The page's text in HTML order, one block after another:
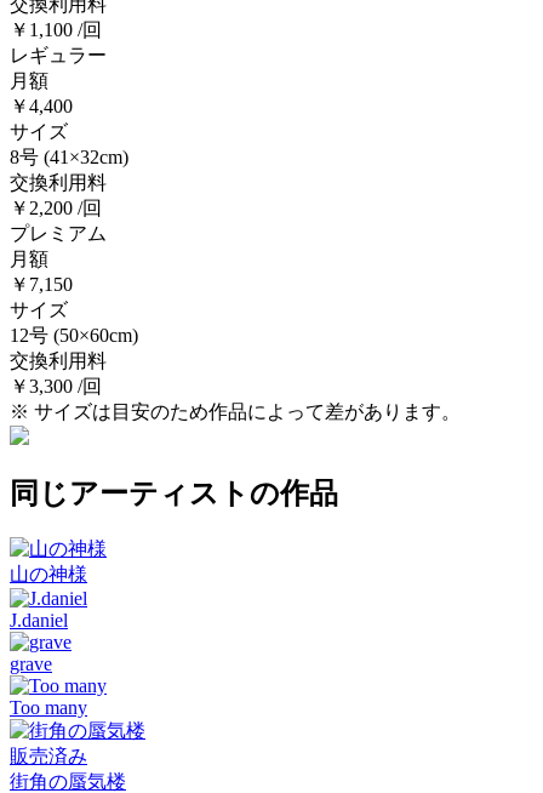
￥1,100 /回
レギュラー
月額
￥4,400
サイズ
8号 (41×32cm)
交換利用料
￥2,200 /回
プレミアム
月額
￥7,150
サイズ
12号 (50×60cm)
交換利用料
￥3,300 /回
※ サイズは目安のため作品によって差があります。
同じアーティストの作品
山の神様
J.daniel
grave
Too many
販売済み
街角の蜃気楼